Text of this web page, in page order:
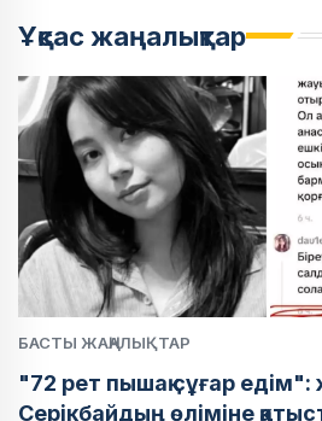
Ұқсас жаңалықтар
БАСТЫ ЖАҢАЛЫҚТАР
"72 рет пышақ сұғар
Серікбайдың өліміне